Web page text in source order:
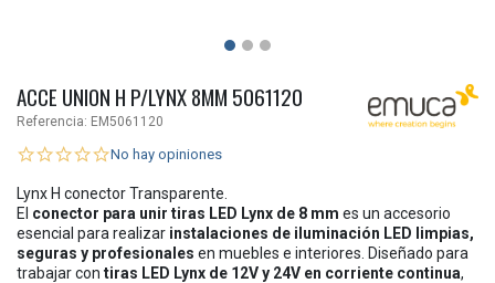
ACCE UNION H P/LYNX 8MM 5061120
Referencia: EM5061120
No hay opiniones
Lynx H conector Transparente.
El conector para unir tiras LED Lynx de 8 mm es un accesorio
esencial para realizar instalaciones de iluminación LED limpias,
seguras y profesionales en muebles e interiores. Diseñado para
trabajar con tiras LED Lynx de 12V y 24V en corriente continua,